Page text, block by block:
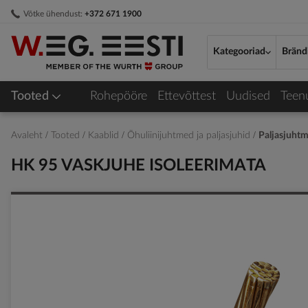
Võtke ühendust: +372 671 1900
Skip
Content
Kategooriad
Tooted Rohepööre Ettevõttest Uudised
Avaleht Tooted Kaablid Õhuliinijuhtmed ja paljasjuhid
HK 95 VASKJUHE ISOLEERIMATA